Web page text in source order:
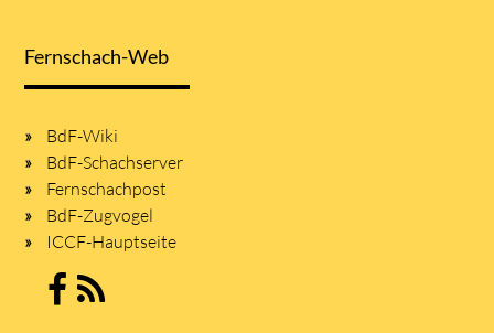
Fernschach-Web
BdF-Wiki
BdF-Schachserver
Fernschachpost
BdF-Zugvogel
ICCF-Hauptseite